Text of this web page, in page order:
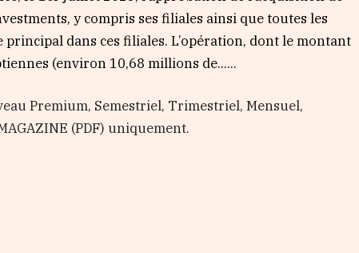
y compris ses filiales ainsi que toutes les
dans ces filiales. L’opération, dont le montant
(environ 10,68 millions de…...
Premium, Semestriel, Trimestriel, Mensuel,
(PDF) uniquement.